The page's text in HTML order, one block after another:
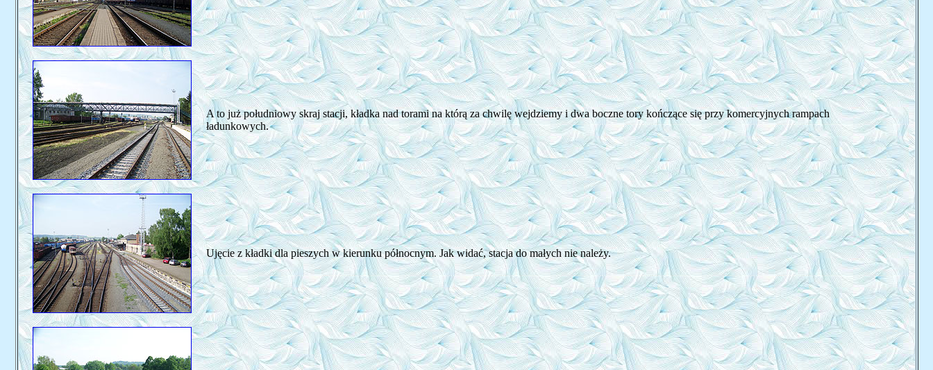
A to już południowy skraj stacji, kładka nad torami na którą za chwilę wejdziemy i dwa boczne tory kończące się przy komercyjnych rampach
ładunkowych.
Ujęcie z kładki dla pieszych w kierunku północnym. Jak widać, stacja do małych nie należy.